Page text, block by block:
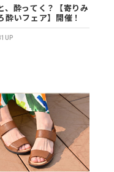
、酔ってく？【寄りみ
酔いフェア】開催！